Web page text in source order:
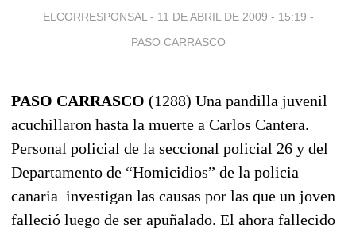
ELCORRESPONSAL - 11 DE ABRIL DE 2009 - 15:19 -
PASO CARRASCO
PASO CARRASCO (1288) Una pandilla juvenil
acuchillaron hasta la muerte a Carlos Cantera.
Personal policial de la seccional policial 26 y del
Departamento de “Homicidios” de la policia
canaria investigan las causas por las que un joven
falleció luego de ser apuñalado. El ahora fallecido